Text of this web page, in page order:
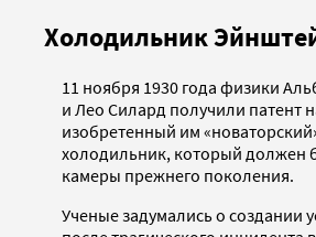
Холодильник
11 ноября 1930 года физики
и Лео Силард получили патент
изобретенный им
холодильник, который должен
камеры прежнего поколения.
Ученые задумались о создании